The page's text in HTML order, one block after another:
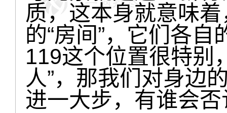
质，这本身就意味
的“房间”，它们各自
119这个位置很特别
人”，那我们对身边
进一大步，有谁会